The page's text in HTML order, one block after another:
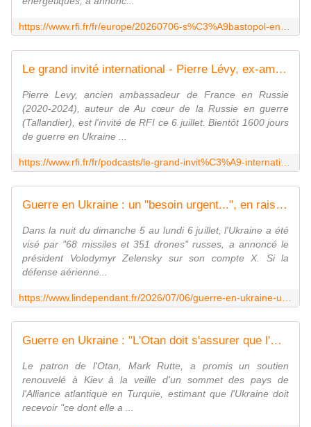
Le grand invité international - Pierre Lévy, ex-ambassadeur de France à Moscou: "La Russie est dans une mauvaise passe"
Pierre Levy, ancien ambassadeur de France en Russie
(2020-2024), auteur de Au cœur de la Russie en guerre
(Tallandier), est l'invité de RFI ce 6 juillet. Bientôt 1600 jours
de guerre en Ukraine ...
Guerre en Ukraine : un "besoin urgent...", en raison d'une pénurie de missiles Patriot, l'Ukraine n'est pas parvenue à abattre des missiles balistiques russes
Dans la nuit du dimanche 5 au lundi 6 juillet, l'Ukraine a été
visé par "68 missiles et 351 drones" russes, a annoncé le
président Volodymyr Zelensky sur son compte X. Si la
défense aérienne...
Guerre en Ukraine : "L'Otan doit s'assurer que l'Ukraine reçoit ce dont elle a besoin", dit Rutte
Le patron de l'Otan, Mark Rutte, a promis un soutien
renouvelé à Kiev à la veille d'un sommet des pays de
l'Alliance atlantique en Turquie, estimant que l'Ukraine doit
recevoir "ce dont elle a ...